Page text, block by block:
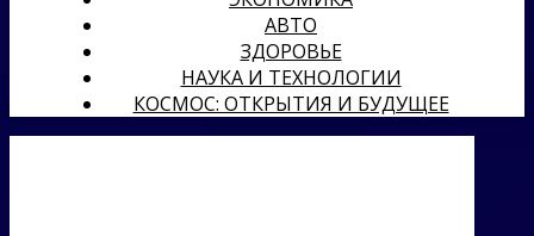
АВТО
ЗДОРОВЬЕ
НАУКА И ТЕХНОЛОГИИ
КОСМОС: ОТКРЫТИЯ И БУДУЩЕЕ